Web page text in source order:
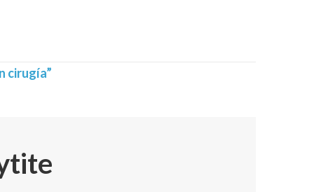
cirugía”